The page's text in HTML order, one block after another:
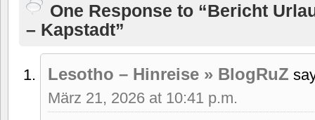
One Response to “Bericht
– Kapstadt”
Lesotho – Hinreise » BlogRuZ
März 21, 2026 at 10:41 p.m.